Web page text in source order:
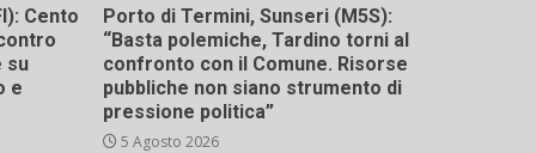
Cento
su
e
Porto di Termini, Sunseri (M5S):
“Basta polemiche, Tardino torni al
confronto con il Comune. Risorse
pubbliche non siano strumento di
pressione politica”
5 Agosto 2026